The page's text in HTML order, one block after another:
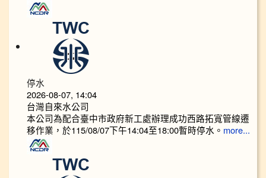
停水
2026-08-07, 14:04
台灣自來水公司
本公司為配合臺中市政府新工處辦理成功西路拓寬管線遷
移作業，於115/08/07下午14:04至18:00暫時停水。 more...